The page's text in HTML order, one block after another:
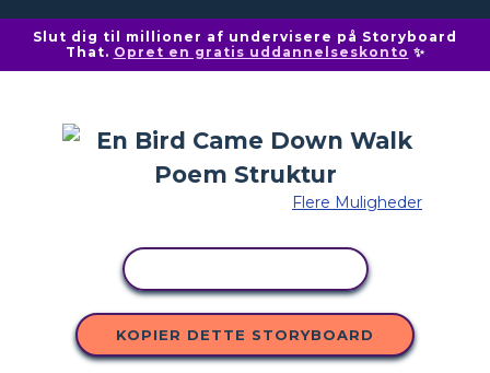
Slut dig til millioner af undervisere på Storyboard
That. Opret en gratis uddannelseskonto ✨
Flere Muligheder
KOPIER DETTE STORYBOARD